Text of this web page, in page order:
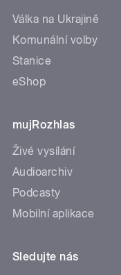
Válka na Ukrajině
Komunální volby
Stanice
eShop
mujRozhlas
Živé vysílání
Audioarchiv
Podcasty
Mobilní aplikace
Sledujte nás